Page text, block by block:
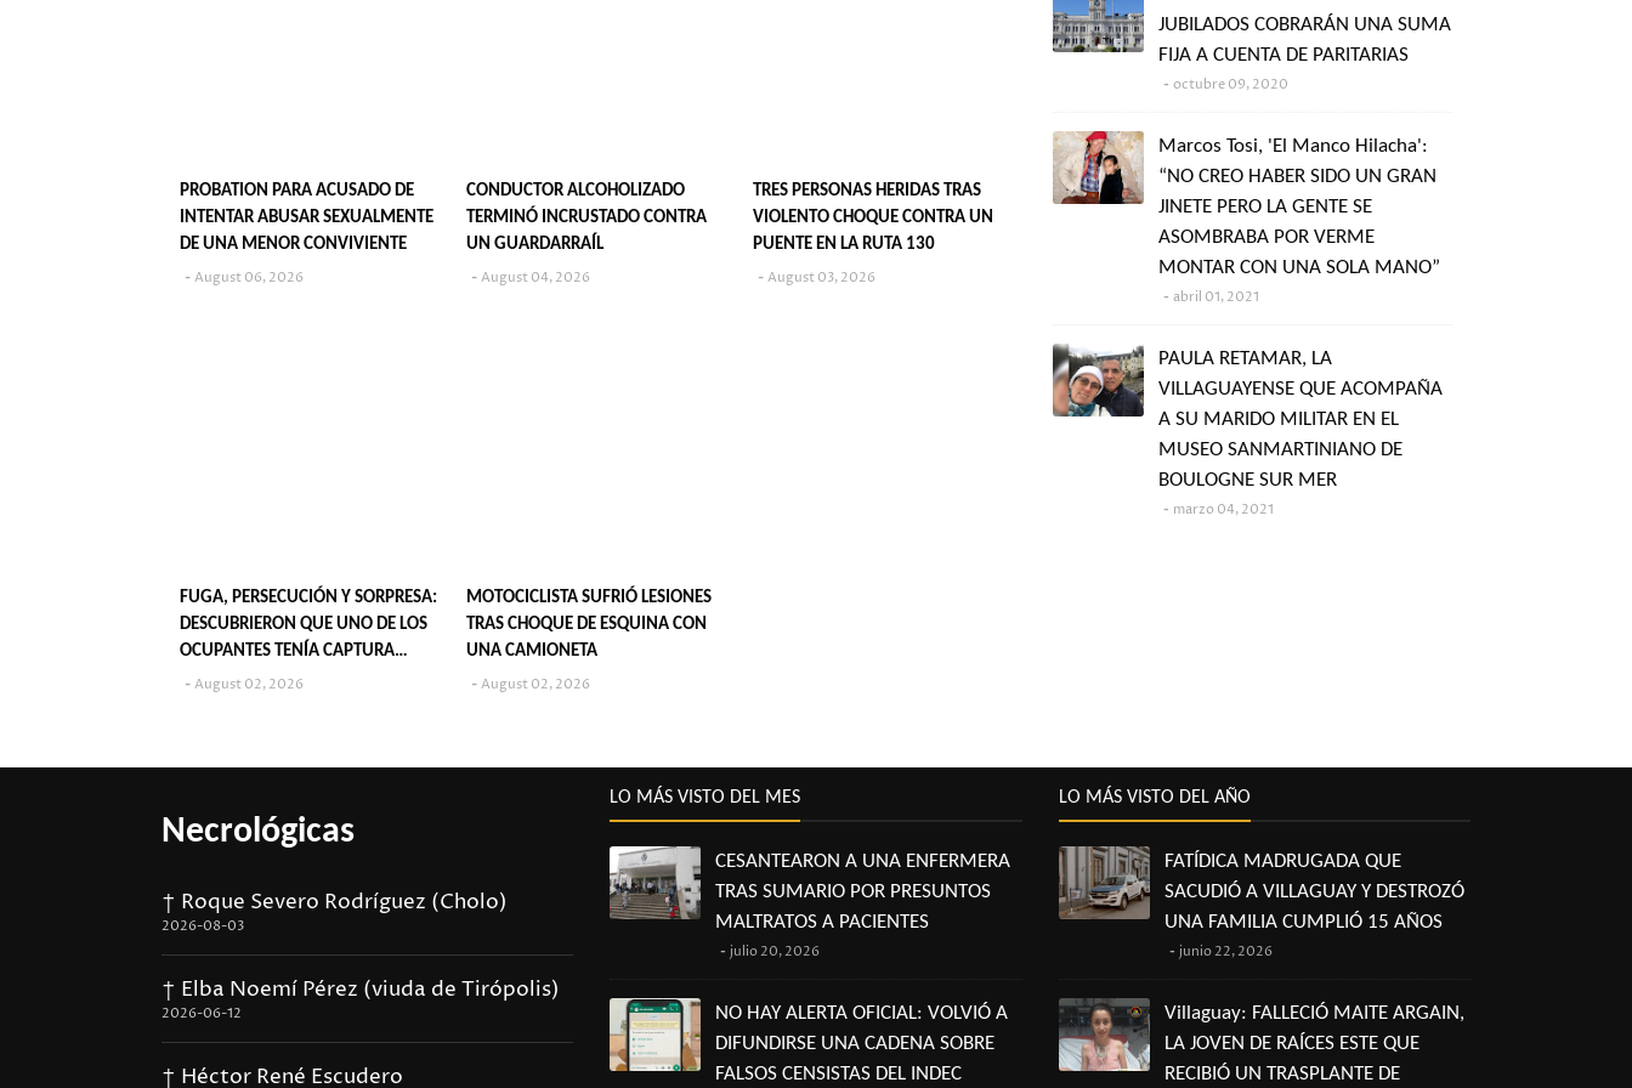
PROBATION PARA ACUSADO DE
INTENTAR ABUSAR SEXUALMENTE
DE UNA MENOR CONVIVIENTE
August 06, 2026
CONDUCTOR ALCOHOLIZADO
TERMINÓ INCRUSTADO CONTRA
UN GUARDARRAÍL
August 04, 2026
TRES PERSONAS HERIDAS TRAS
VIOLENTO CHOQUE CONTRA UN
PUENTE EN LA RUTA 130
August 03, 2026
FUGA, PERSECUCIÓN Y SORPRESA:
DESCUBRIERON QUE UNO DE LOS
OCUPANTES TENÍA CAPTURA
VIGENTE
August 02, 2026
MOTOCICLISTA SUFRIÓ LESIONES
TRAS CHOQUE DE ESQUINA CON
UNA CAMIONETA
August 02, 2026
JUBILADOS COBRARÁN UNA SUMA
FIJA A CUENTA DE PARITARIAS
octubre 09, 2020
Marcos Tosi, 'El Manco Hilacha':
“NO CREO HABER SIDO UN GRAN
JINETE PERO LA GENTE SE
ASOMBRABA POR VERME
MONTAR CON UNA SOLA MANO”
abril 01, 2021
PAULA RETAMAR, LA
VILLAGUAYENSE QUE ACOMPAÑA
A SU MARIDO MILITAR EN EL
MUSEO SANMARTINIANO DE
BOULOGNE SUR MER
marzo 04, 2021
Necrológicas
† Roque Severo Rodríguez (Cholo)
2026-08-03
† Elba Noemí Pérez (viuda de Tirópolis)
2026-06-12
† Héctor René Escudero
LO MÁS VISTO DEL MES
CESANTEARON A UNA ENFERMERA
TRAS SUMARIO POR PRESUNTOS
MALTRATOS A PACIENTES
julio 20, 2026
NO HAY ALERTA OFICIAL: VOLVIÓ A
DIFUNDIRSE UNA CADENA SOBRE
FALSOS CENSISTAS DEL INDEC
LO MÁS VISTO DEL AÑO
FATÍDICA MADRUGADA QUE
SACUDIÓ A VILLAGUAY Y DESTROZÓ
UNA FAMILIA CUMPLIÓ 15 AÑOS
junio 22, 2026
Villaguay: FALLECIÓ MAITE ARGAIN,
LA JOVEN DE RAÍCES ESTE QUE
RECIBIÓ UN TRASPLANTE DE